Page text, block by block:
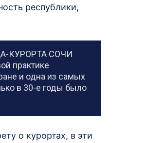
республики,
КУРОРТА СОЧИ
практике
и одна из самых
в 30-е годы было
о курортах, в эти